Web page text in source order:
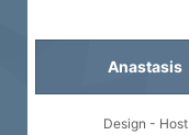
Anastasis
Design - Host